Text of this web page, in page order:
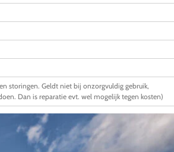
storingen. Geldt niet bij onzorgvuldig gebruik,
Dan is reparatie evt. wel mogelijk tegen kosten)